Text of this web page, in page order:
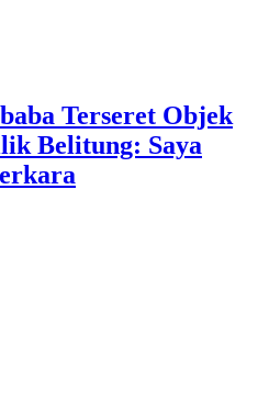
Terseret Objek
Belitung: Saya